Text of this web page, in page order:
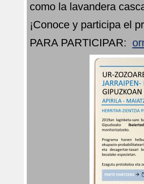
como la lavandera
¡Conoce y participa el
PARA PARTICIPAR: